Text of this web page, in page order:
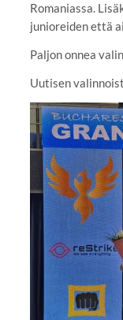
Romaniassa.
junioreiden että
Paljon onnea
Uutisen